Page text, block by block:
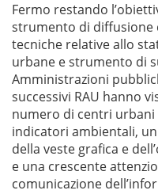
Fermo restando
strumento di diffusione
tecniche relative allo
urbane e strumento di
Amministrazioni
successivi RAU hanno
numero di centri
indicatori ambientali,
della veste grafica e
e una crescente
comunicazione